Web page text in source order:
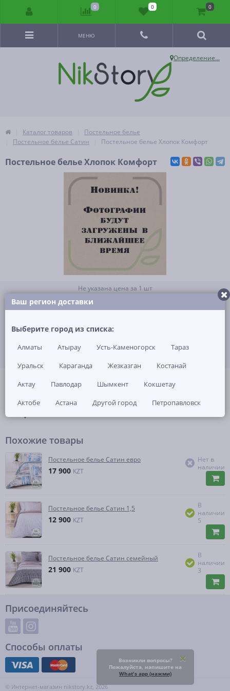
Определение...
МЕНЮ
Каталог товаров
Постельное белье
Постельное белье Сатин
Постельное белье Хлопок Комфорт
Постельное белье Хлопок Комфорт
Не указана цена за 1 шт
ОТЗЫВЫ И ВОПРОСЫ НАЛИЧИЕ В МАГАЗИНАХ
Похожие товары
Постельное белье Сатин евро
17 900 KZT
Нет в
наличии
Постельное белье Сатин 1,5
12 900 KZT
В
наличии
5
Постельное белье Сатин семейный
21 900 KZT
В
наличии
3
Присоединяйтесь
Способы оплаты
© Интернет-магазин nikstory.kz, 2026
Ваш регион доставки
Выберите город из списка:
Алматы Атырау Усть-Каменогорск
Тараз
Уральск
Караганда Жезказган
Костанай
Актау
Павлодар Шымкент
Кокшетау
Актобе
Астана Другой город Петропавловск
0 0 0
Возникли вопросы?
Пожалуйста, напишите на
What's app (нажми)